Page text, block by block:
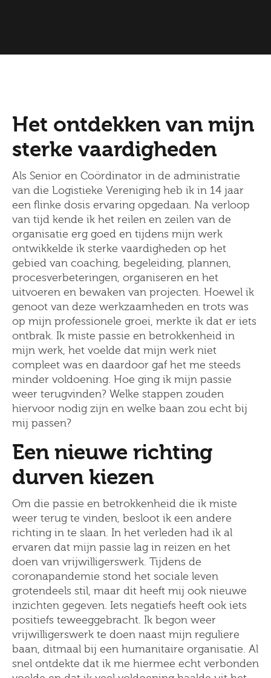
Het ontdekken van mijn
sterke vaardigheden
Als Senior en Coördinator in de administratie
van die Logistieke Vereniging heb ik in 14 jaar
een flinke dosis ervaring opgedaan. Na verloop
van tijd kende ik het reilen en zeilen van de
organisatie erg goed en tijdens mijn werk
ontwikkelde ik sterke vaardigheden op het
gebied van coaching, begeleiding, plannen,
procesverbeteringen, organiseren en het
uitvoeren en bewaken van projecten. Hoewel ik
genoot van deze werkzaamheden en trots was
op mijn professionele groei, merkte ik dat er iets
ontbrak. Ik miste passie en betrokkenheid in
mijn werk, het voelde dat mijn werk niet
compleet was en daardoor gaf het me steeds
minder voldoening. Hoe ging ik mijn passie
weer terugvinden? Welke stappen zouden
hiervoor nodig zijn en welke baan zou echt bij
mij passen?
Een nieuwe richting
durven kiezen
Om die passie en betrokkenheid die ik miste
weer terug te vinden, besloot ik een andere
richting in te slaan. In het verleden had ik al
ervaren dat mijn passie lag in reizen en het
doen van vrijwilligerswerk. Tijdens de
coronapandemie stond het sociale leven
grotendeels stil, maar dit heeft mij ook nieuwe
inzichten gegeven. Iets negatiefs heeft ook iets
positiefs teweeggebracht. Ik begon weer
vrijwilligerswerk te doen naast mijn reguliere
baan, ditmaal bij een humanitaire organisatie. Al
snel ontdekte dat ik me hiermee echt verbonden